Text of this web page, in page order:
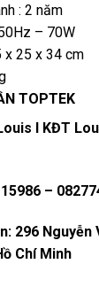
: 2 năm
– 70W
x 25 x 34 cm
TOPTEK
I KĐT
–
296
Chí Minh